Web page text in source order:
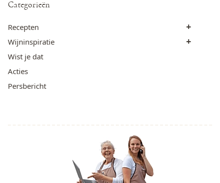
Categorieën
Recepten +
Wijninspiratie +
Wist je dat
Acties
Persbericht